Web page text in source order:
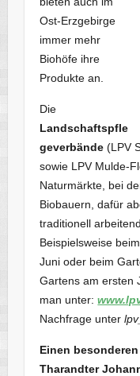
Ost-Erzgebirge
immer mehr
Biohöfe ihre
Produkte an.
Die
Landschaftspfle
geverbände (LPV
sowie LPV Mulde-
Naturmärkte, bei
Biobauern, dafür
traditionell
Beispielsweise
Juni oder beim
Gartens am ersten
man unter:
Nachfrage unter
Einen
Tharandter